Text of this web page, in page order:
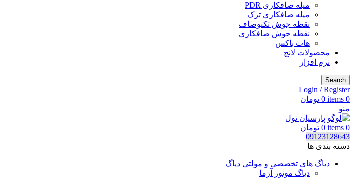
میله صافکاری PDR
میله صافکاری ترک
نقطه جوش تکنوصاف
نقطه جوش صافکاری
هات باکس
محصولات لانچ
نرم افزار
Search
Login / Register
0
items
0 تومان
منو
0
items
0 تومان
09123128643
دسته بندی ها
دیاگ های تخصصی و مولتی دیاگ
دیاگ موتور آزما